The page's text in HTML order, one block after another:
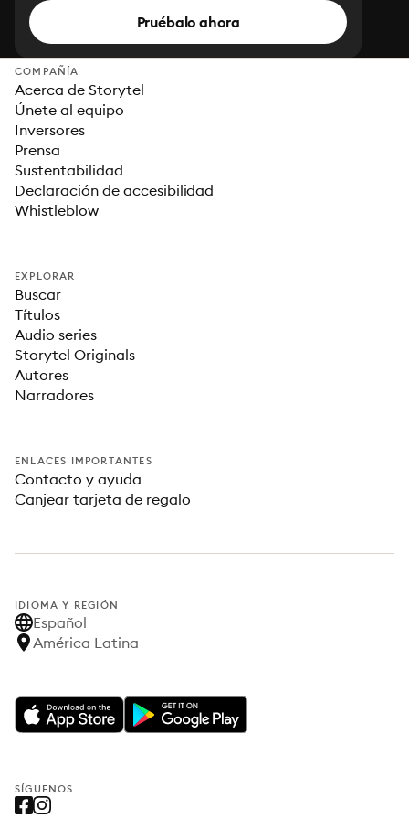
Pruébalo ahora
COMPAÑÍA
Acerca de Storytel
Únete al equipo
Inversores
Prensa
Sustentabilidad
Declaración de accesibilidad
Whistleblow
EXPLORAR
Buscar
Títulos
Audio series
Storytel Originals
Autores
Narradores
ENLACES IMPORTANTES
Contacto y ayuda
Canjear tarjeta de regalo
IDIOMA Y REGIÓN
Español
América Latina
SÍGUENOS